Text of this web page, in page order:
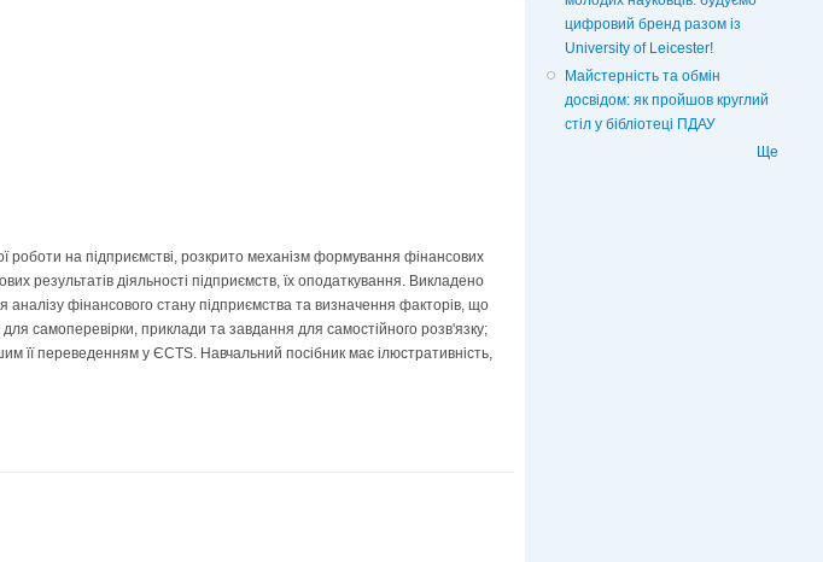
роботи на підприємстві, розкрито механізм формування фінансових
результатів діяльності підприємств, їх оподаткування. Викладено
аналізу фінансового стану підприємства та визначення факторів, що
самоперевірки, приклади та завдання для самостійного розв'язку;
її переведенням у ЄCTS. Навчальний посібник має ілюстративність,
цифровий бренд разом із
University of Leicester!
Майстерність та обмін
досвідом: як пройшов круглий
стіл у бібліотеці ПДАУ
Ще